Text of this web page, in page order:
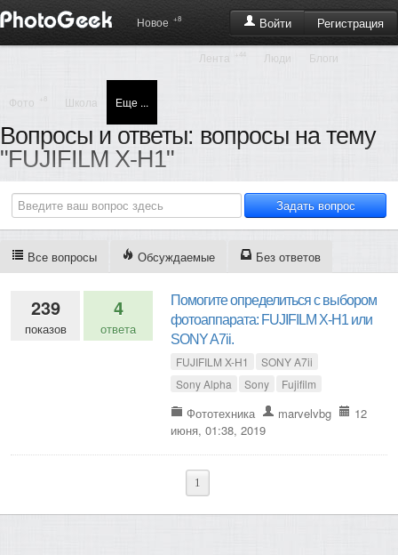
Войти Регистрация
Новое +8
Лента +44 Люди Блоги
Фото Школа Еще ...
Вопросы и ответы: вопросы на тему
"FUJIFILM X-H1"
Все вопросы Обсуждаемые Без ответов
239
показов
4
ответа
Помогите определиться с выбором
фотоаппарата: FUJIFILM X-H1 или
SONY A7ii.
FUJIFILM X-H1
SONY A7ii
Sony Alpha
Sony Fujifilm
Фототехника marvelvbg
12
июня, 01:38, 2019
1